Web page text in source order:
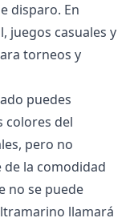
disparo. En
juegos casuales y
torneos y
puedes
colores del
pero no
de la comodidad
no se puede
llamará